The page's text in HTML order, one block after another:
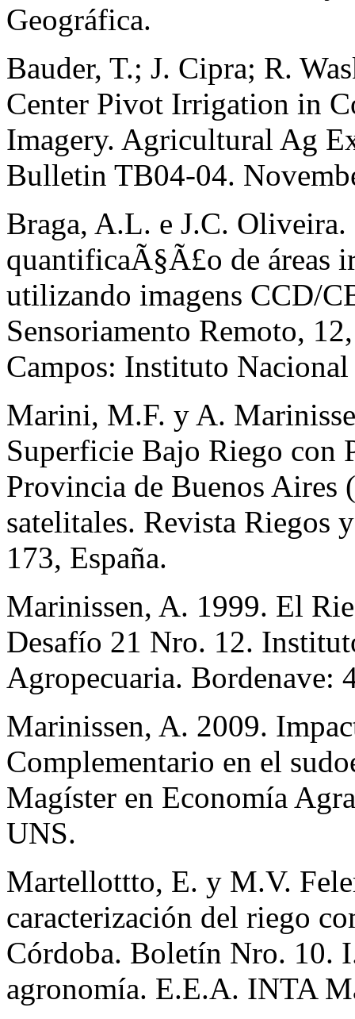
Geográfica.
Bauder, T.; J. Cipra; R.
Center Pivot Irrigation in
Imagery. Agricultural Ag
Bulletin TB04-04.
Braga, A.L. e J.C.
quantificaÃ§Ã£o de áreas
utilizando imagens CCD/
Sensoriamento Remoto,
Campos: Instituto Nacional
Marini, M.F. y A.
Superficie Bajo Riego con
Provincia de Buenos
satelitales. Revista
173, España.
Marinissen, A. 1999. El
Desafío 21 Nro. 12.
Agropecuaria. Bordenave:
Marinissen, A. 2009.
Complementario en el
Magíster en Economía
UNS.
Martellottto, E. y M.V.
caracterización del riego
Córdoba. Boletín Nro. 10.
agronomía. E.E.A. INTA